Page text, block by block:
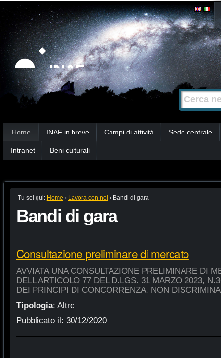
Strumenti
personali
Salta
contenuti.
|
Salta
alla
navigazione
Cerca nel
Ricerca
avanzata…
Home INAF in breve Campi di attività Sede centrale
Intranet Beni culturali
Tu sei qui: Home › Lavora con noi › Bandi di gara
Bandi di gara
Consultazione preliminare di mercato
AVVIATA UNA CONSULTAZIONE PRELIMINARE DI
DELL’ARTICOLO 77 DEL D.LGS. 31 MARZO 2023,
DEI PRINCIPI DI CONCORRENZA, NON
Tipologia: Altro
Pubblicato il: 30/12/2020